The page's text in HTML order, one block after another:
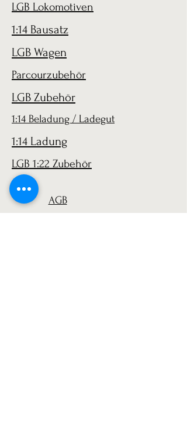
LGB Lokomotiven
1:14 Bausatz
LGB Wagen
Parcourzubehör
LGB Zubehör
1:14 Beladung / Ladegut
1:14 Ladung
LGB 1:22 Zubehör
AGB